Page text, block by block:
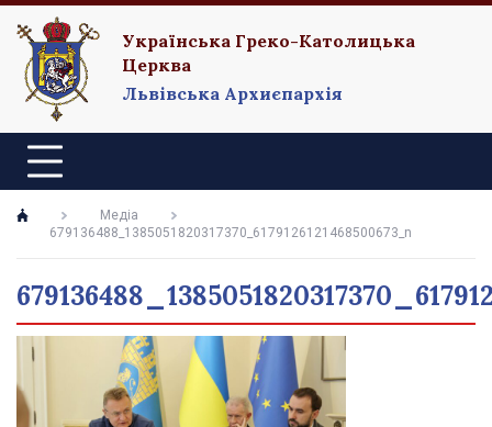
Українська Греко-Католицька
Церква
Львівська Архиєпархія
Медіа
679136488_1385051820317370_6179126121468500673_n